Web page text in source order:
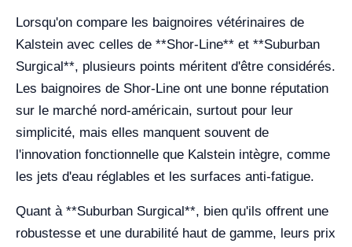
Lorsqu'on compare les baignoires vétérinaires de
Kalstein avec celles de **Shor-Line** et **Suburban
Surgical**, plusieurs points méritent d'être considérés.
Les baignoires de Shor-Line ont une bonne réputation
sur le marché nord-américain, surtout pour leur
simplicité, mais elles manquent souvent de
l'innovation fonctionnelle que Kalstein intègre, comme
les jets d'eau réglables et les surfaces anti-fatigue.
Quant à **Suburban Surgical**, bien qu'ils offrent une
robustesse et une durabilité haut de gamme, leurs prix